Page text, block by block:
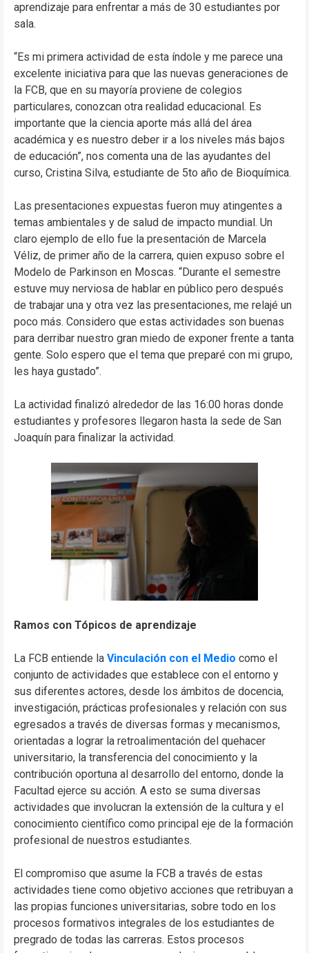
aprendizaje para enfrentar a más de 30 estudiantes por
sala.
“Es mi primera actividad de esta índole y me parece una
excelente iniciativa para que las nuevas generaciones de
la FCB, que en su mayoría proviene de colegios
particulares, conozcan otra realidad educacional. Es
importante que la ciencia aporte más allá del área
académica y es nuestro deber ir a los niveles más bajos
de educación”, nos comenta una de las ayudantes del
curso, Cristina Silva, estudiante de 5to año de Bioquímica.
Las presentaciones expuestas fueron muy atingentes a
temas ambientales y de salud de impacto mundial. Un
claro ejemplo de ello fue la presentación de Marcela
Véliz, de primer año de la carrera, quien expuso sobre el
Modelo de Parkinson en Moscas. “Durante el semestre
estuve muy nerviosa de hablar en público pero después
de trabajar una y otra vez las presentaciones, me relajé un
poco más. Considero que estas actividades son buenas
para derribar nuestro gran miedo de exponer frente a tanta
gente. Solo espero que el tema que preparé con mi grupo,
les haya gustado”.
La actividad finalizó alrededor de las 16:00 horas donde
estudiantes y profesores llegaron hasta la sede de San
Joaquín para finalizar la actividad.
Ramos con Tópicos de aprendizaje
La FCB entiende la Vinculación con el Medio como el
conjunto de actividades que establece con el entorno y
sus diferentes actores, desde los ámbitos de docencia,
investigación, prácticas profesionales y relación con sus
egresados a través de diversas formas y mecanismos,
orientadas a lograr la retroalimentación del quehacer
universitario, la transferencia del conocimiento y la
contribución oportuna al desarrollo del entorno, donde la
Facultad ejerce su acción. A esto se suma diversas
actividades que involucran la extensión de la cultura y el
conocimiento científico como principal eje de la formación
profesional de nuestros estudiantes.
El compromiso que asume la FCB a través de estas
actividades tiene como objetivo acciones que retribuyan a
las propias funciones universitarias, sobre todo en los
procesos formativos integrales de los estudiantes de
pregrado de todas las carreras. Estos procesos